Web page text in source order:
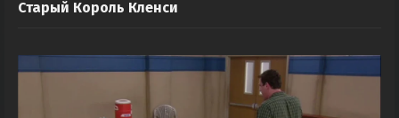
Старый Король Кленси